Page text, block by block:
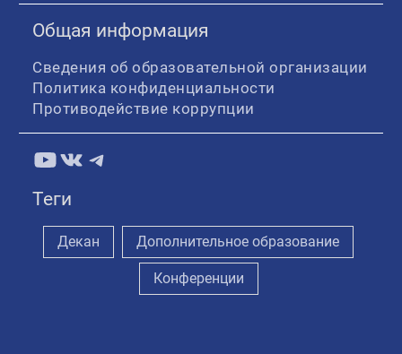
Общая информация
Сведения об образовательной организации
Политика конфиденциальности
Противодействие коррупции
YouTube
ВКонтакте
Telegram
Теги
Декан Дополнительное образование
Конференции